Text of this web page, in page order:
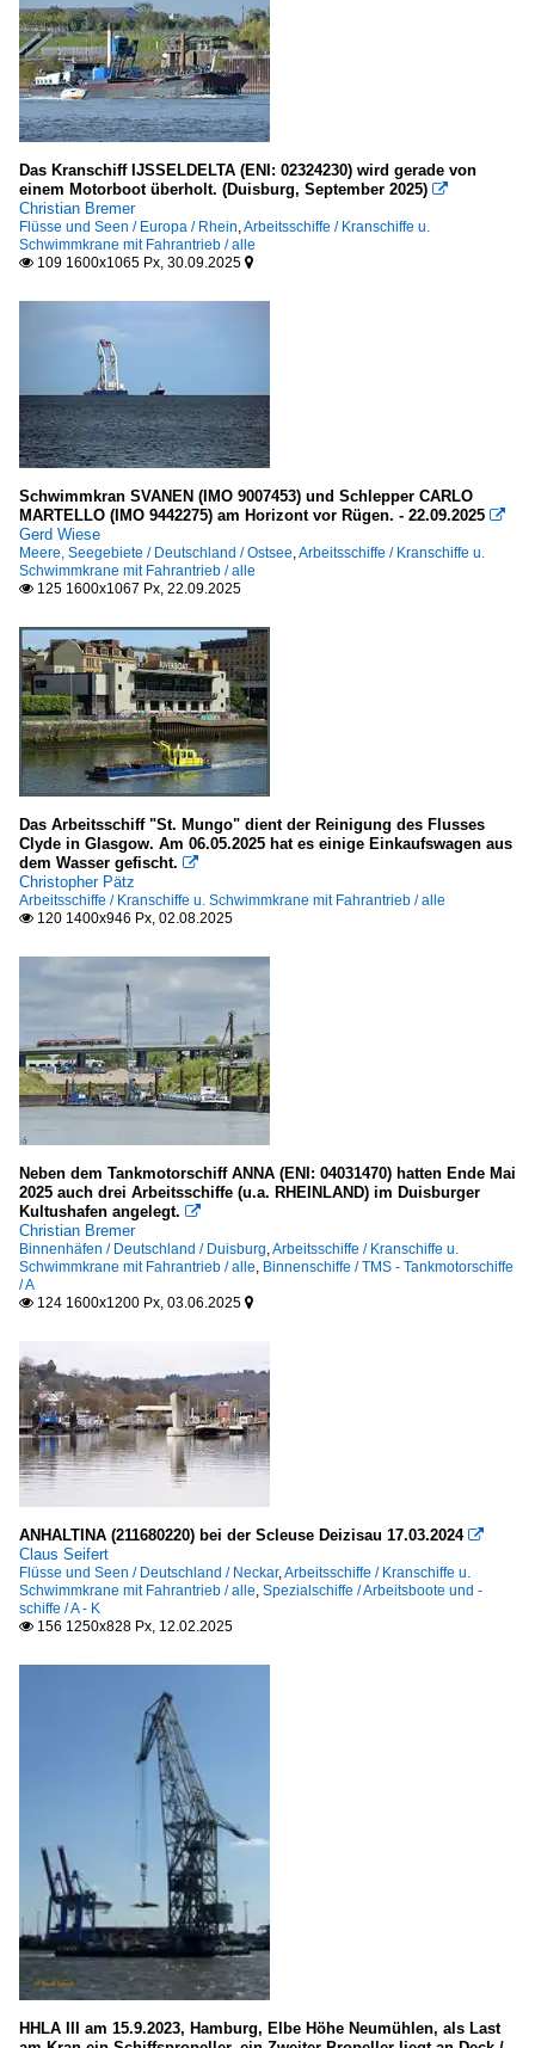
Deutschland
Schlepper / tugs
A
M
S
U
Deutschland
Bugsier, Hamburg
Das Kranschiff IJSSELDELTA (ENI: 02324230) wird gerade von
einem Motorboot überholt. (Duisburg, September 2025) 
Christian Bremer
Flüsse und Seen / Europa / Rhein,Arbeitsschiffe / Kranschiffe u.
Schwimmkrane mit Fahrantrieb / alle
 109 1600x1065 Px, 30.09.2025 
Schwimmkran SVANEN (IMO 9007453) und Schlepper CARLO
MARTELLO (IMO 9442275) am Horizont vor Rügen. - 22.09.2025 
Gerd Wiese
Meere, Seegebiete / Deutschland / Ostsee,Arbeitsschiffe / Kranschiffe u.
Schwimmkrane mit Fahrantrieb / alle
 125 1600x1067 Px, 22.09.2025
Das Arbeitsschiff "St. Mungo" dient der Reinigung des Flusses
Clyde in Glasgow. Am 06.05.2025 hat es einige Einkaufswagen aus
dem Wasser gefischt. 
Christopher Pätz
Arbeitsschiffe / Kranschiffe u. Schwimmkrane mit Fahrantrieb / alle
 120 1400x946 Px, 02.08.2025
Neben dem Tankmotorschiff ANNA (ENI: 04031470) hatten Ende Mai
2025 auch drei Arbeitsschiffe (u.a. RHEINLAND) im Duisburger
Kultushafen angelegt. 
Christian Bremer
Binnenhäfen / Deutschland / Duisburg,Arbeitsschiffe / Kranschiffe u.
Schwimmkrane mit Fahrantrieb / alle, Binnenschiffe / TMS - Tankmotorschiffe
/ A
 124 1600x1200 Px, 03.06.2025 
ANHALTINA (211680220) bei der Scleuse Deizisau 17.03.2024 
Claus Seifert
Flüsse und Seen / Deutschland / Neckar,Arbeitsschiffe / Kranschiffe u.
Schwimmkrane mit Fahrantrieb / alle, Spezialschiffe / Arbeitsboote und -
schiffe / A - K
 156 1250x828 Px, 12.02.2025
HHLA III am 15.9.2023, Hamburg, Elbe Höhe Neumühlen, als Last